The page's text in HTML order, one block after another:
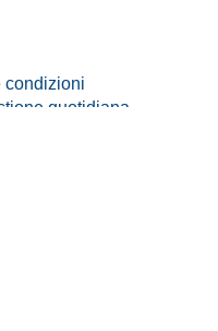
condizioni
quotidiana